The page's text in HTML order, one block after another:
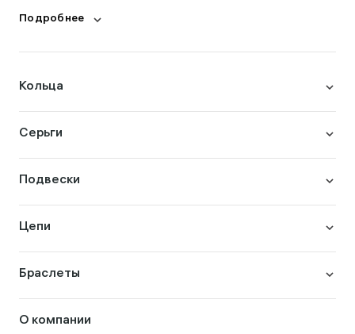
Подробнее
Кольца
Серьги
Подвески
Цепи
Браслеты
О компании